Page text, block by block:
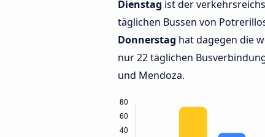
Dienstag ist der
täglichen Bussen von
Donnerstag hat dagegen die
nur 22 täglichen
und Mendoza.